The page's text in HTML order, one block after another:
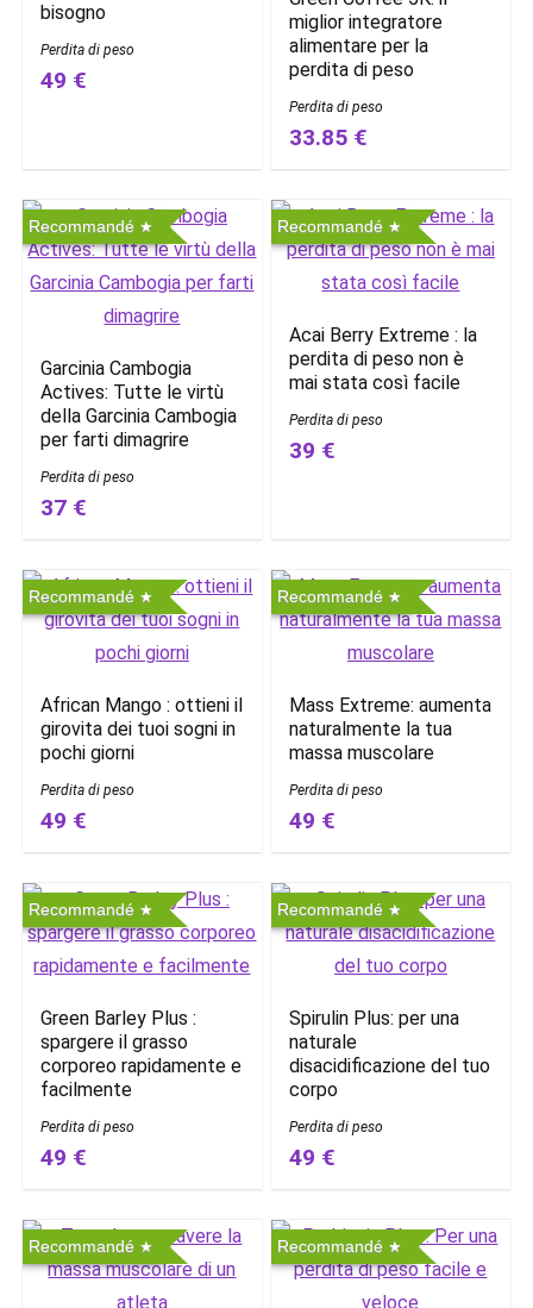
bisogno
Perdita di peso
49 €
miglior integratore
alimentare per la
perdita di peso
Perdita di peso
33.85 €
Recommandé
Garcinia Cambogia
Actives: Tutte le virtù
della Garcinia Cambogia
per farti dimagrire
Perdita di peso
37 €
Recommandé
Acai Berry Extreme : la
perdita di peso non è
mai stata così facile
Perdita di peso
39 €
Recommandé
African Mango : ottieni il
girovita dei tuoi sogni in
pochi giorni
Perdita di peso
49 €
Recommandé
Mass Extreme: aumenta
naturalmente la tua
massa muscolare
Perdita di peso
49 €
Recommandé
Green Barley Plus :
spargere il grasso
corporeo rapidamente e
facilmente
Perdita di peso
49 €
Recommandé
Spirulin Plus: per una
naturale
disacidificazione del tuo
corpo
Perdita di peso
49 €
Recommandé Recommandé